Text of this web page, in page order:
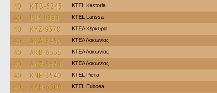
40 KTB-5243 KTEL Kastoria
40 PIP-9888 KTEL Larissa
40 KYZ-9378 ΚΤΕΛ Κέρκυρα
40 AKA-8450 ΚΤΕΛ Λακωνίας
40 AKB-6555 ΚΤΕΛ Λακωνίας
40 AKZ-5678 ΚΤΕΛ Λακωνίας
40 KNE-3540 KTEL Pieria
40 XAH-6500 ΚΤΕL Euboea